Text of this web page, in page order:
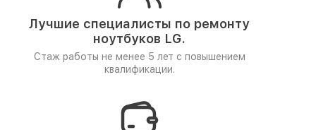
Лучшие специалисты по ремонту
ноутбуков LG.
Стаж работы не менее 5 лет с повышением
квалификации.